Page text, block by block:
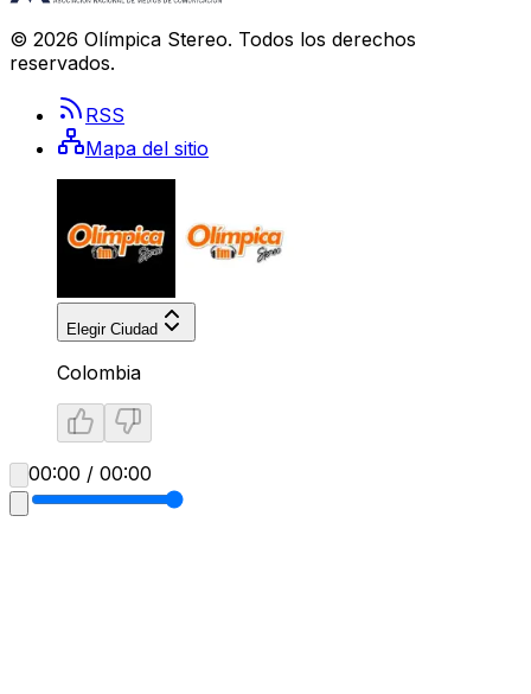
© 2026 Olímpica Stereo. Todos los derechos
reservados.
RSS
Mapa del sitio
Elegir Ciudad
Colombia
00:00 / 00:00